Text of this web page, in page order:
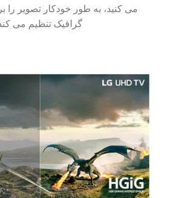
می کنید، به طور خودکار تصویر را
گرافیک تنظیم می